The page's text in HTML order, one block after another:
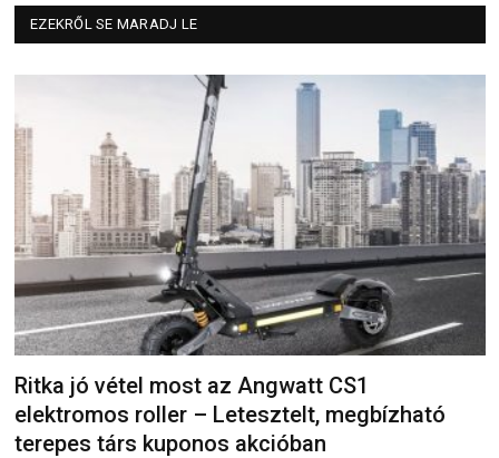
EZEKRŐL SE MARADJ LE
Ritka jó vétel most az Angwatt CS1
elektromos roller – Letesztelt, megbízható
terepes társ kuponos akcióban